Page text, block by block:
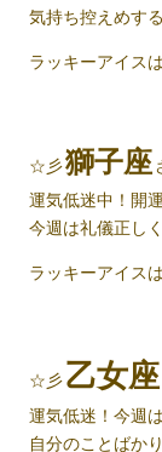
気持ち控えめす
ラッキーアイス
☆彡獅子座
運気低迷中！開
今週は礼儀正し
ラッキーアイス
☆彡乙女座
運気低迷！今週
自分のことばか